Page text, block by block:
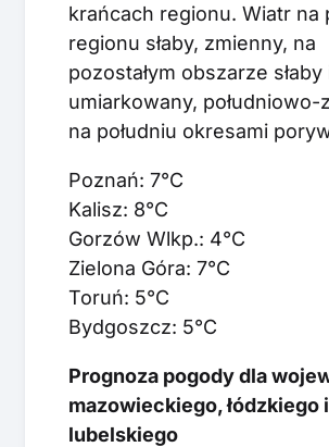
krańcach regionu. Wiatr na
regionu słaby, zmienny, na
pozostałym obszarze słaby
umiarkowany, południowo-
na południu okresami
Poznań: 7°C
Kalisz: 8°C
Gorzów Wlkp.: 4°C
Zielona Góra: 7°C
Toruń: 5°C
Bydgoszcz: 5°C
Prognoza pogody dla
mazowieckiego, łódzkiego i
lubelskiego